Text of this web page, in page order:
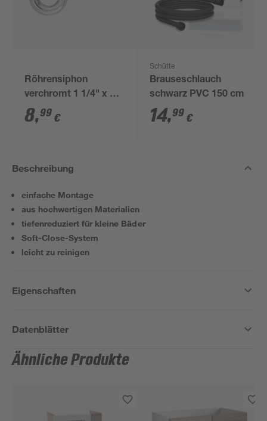
Röhrensiphon
verchromt 1 1/4" x 32
mm
8,99 €
Schütte
Brauseschlauch
schwarz PVC 150 cm
14,99 €
Beschreibung
einfache Montage
aus hochwertigen Materialien
tiefenreduziert für kleine Bäder
Soft-Close-System
leicht zu reinigen
Eigenschaften
Datenblätter
Ähnliche Produkte